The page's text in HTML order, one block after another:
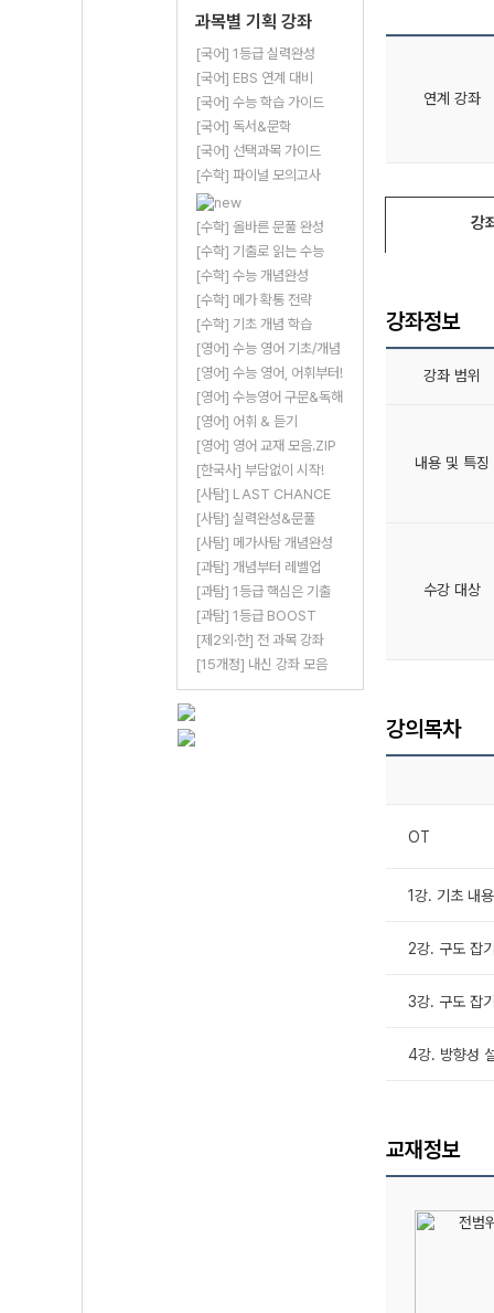
과목별 기획 강좌
[국어] 1등급 실력완성
[국어] EBS 연계 대비
[국어] 수능 학습 가이드
[국어] 독서&문학
[국어] 선택과목 가이드
[수학] 파이널 모의고사
[수학] 올바른 문풀 완성
[수학] 기출로 읽는 수능
[수학] 수능 개념완성
[수학] 메가 확통 전략
[수학] 기초 개념 학습
[영어] 수능 영어 기초/개념
[영어] 수능 영어, 어휘부터!
[영어] 수능영어 구문&독해
[영어] 어휘 & 듣기
[영어] 영어 교재 모음.ZIP
[한국사] 부담없이 시작!
[사탐] LAST CHANCE
[사탐] 실력완성&문풀
[사탐] 메가사탐 개념완성
[과탐] 개념부터 레벨업
[과탐] 1등급 핵심은 기출
[과탐] 1등급 BOOST
[제2외·한] 전 과목 강좌
[15개정] 내신 강좌 모음
연계 강좌
강
강좌정보
강좌 범위
내용 및 특징
수강 대상
강의목차
OT
1강. 기초 내용
2강. 구도 잡
3강. 구도 잡
4강. 방향성
교재정보